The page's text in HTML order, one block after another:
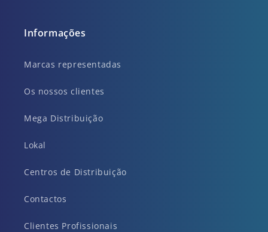
Informações
Marcas representadas
Os nossos clientes
Mega Distribuição
Lokal
Centros de Distribuição
Contactos
Clientes Profissionais